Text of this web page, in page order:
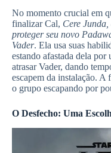
No momento crucial em
finalizar Cal, Cere
proteger seu novo
Vader. Ela usa suas
estando afastada dela
atrasar Vader, dando
escapem da instalação. A
o grupo escapando por
O Desfecho: Uma